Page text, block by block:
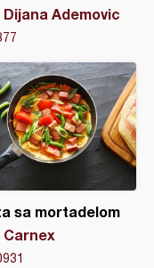
Dijana Ademovic
sa mortadelom
Carnex